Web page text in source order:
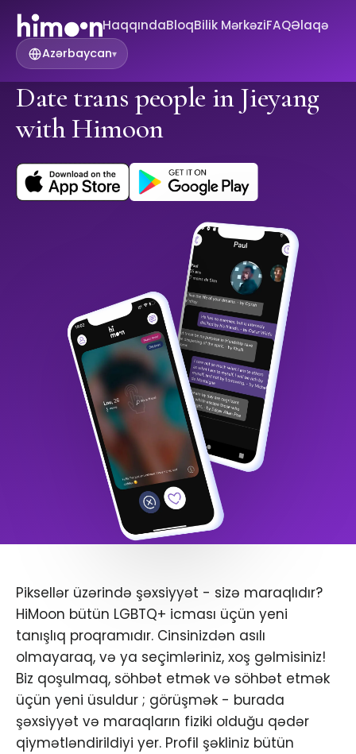
HaqqındaBloqBilik MərkəziFAQƏlaqə
Azərbaycan▾
Date trans people in Jieyang
with Himoon
Piksellər üzərində şəxsiyyət - sizə maraqlıdır?
HiMoon bütün LGBTQ+ icması üçün yeni
tanışlıq proqramıdır. Cinsinizdən asılı
olmayaraq, və ya seçimləriniz, xoş gəlmisiniz!
Biz qoşulmaq, söhbət etmək və söhbət etmək
üçün yeni üsuldur ; görüşmək - burada
şəxsiyyət və maraqların fiziki olduğu qədər
qiymətləndirildiyi yer. Profil şəkliniz bütün